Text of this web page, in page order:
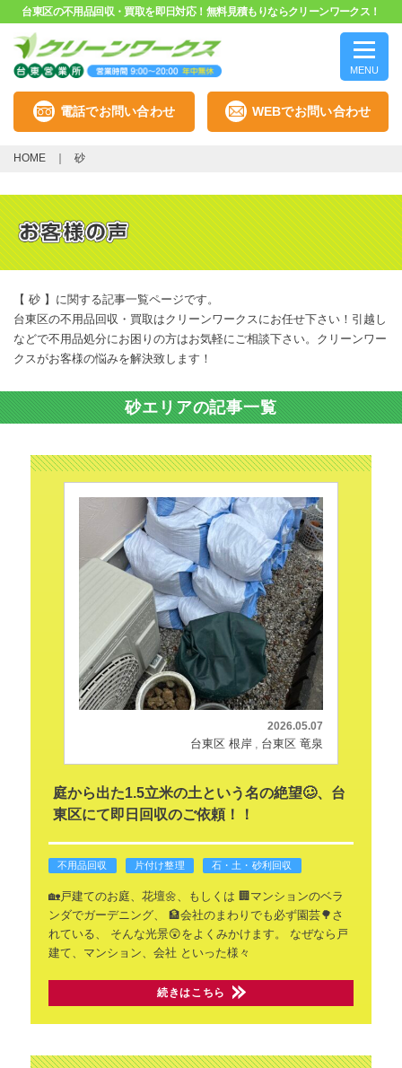
台東区の不用品回収・買取を即日対応！無料見積もりならクリーンワークス！
MENU
電話でお問い合わせ WEBでお問い合わせ
HOME 砂
【 砂 】に関する記事一覧ページです。
台東区の不用品回収・買取はクリーンワークスにお任せ下さい！引越し
などで不用品処分にお困りの方はお気軽にご相談下さい。クリーンワー
クスがお客様の悩みを解決致します！
砂エリアの記事一覧
2026.05.07
台東区 根岸 台東区 竜泉
庭から出た1.5立米の土という名の絶望🥴、台
東区にて即日回収のご依頼！！
不用品回収 片付け整理 石・土・砂利回収
🏡戸建てのお庭、花壇🌼、もしくは 🏢マンションのベラ
ンダでガーデニング、
🏦会社のまわりでも必ず園芸🌳さ
れている、
そんな光景😲をよくみかけます。
なぜなら戸
建て、マンション、会社 といった様々
続きはこちら